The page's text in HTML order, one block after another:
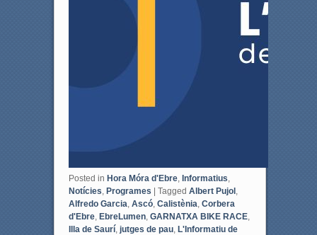
Posted in Hora Móra d'Ebre, Informatius
Notícies Programes | Tagged Albert Pujol,
Alfredo Garcia Ascó, Calistènia Corbera
d'Ebre, EbreLumen, GARNATXA BIKE RACE,
Illa de Saurí, jutges de pau, L'Informatiu de